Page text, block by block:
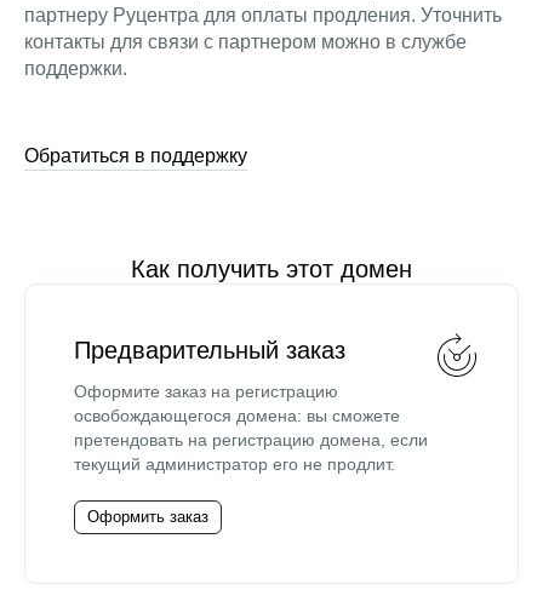
партнеру Руцентра для оплаты продления. Уточнить
контакты для связи с партнером можно в службе
поддержки.
Обратиться в поддержку
Как получить этот домен
Предварительный заказ
Оформите заказ на регистрацию
освобождающегося домена: вы сможете
претендовать на регистрацию домена, если
текущий администратор его не продлит.
Оформить заказ